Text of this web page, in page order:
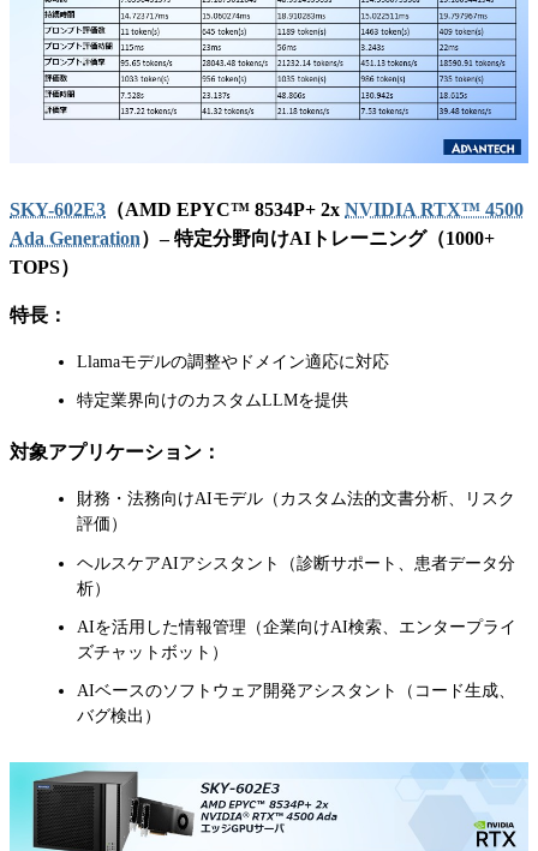
SKY-602E3 （AMD EPYC™ 8534P+ 2x NVIDIA RTX™ 4500
Ada Generation）– 特定分野向けAIトレーニング（1000+
TOPS）
特長：
Llamaモデルの調整やドメイン適応に対応
特定業界向けのカスタムLLMを提供
対象アプリケーション：
財務・法務向けAIモデル（カスタム法的文書分析、リスク
評価）
ヘルスケアAIアシスタント（診断サポート、患者データ分
析）
AIを活用した情報管理（企業向けAI検索、エンタープライ
ズチャットボット）
AIベースのソフトウェア開発アシスタント（コード生成、
バグ検出）